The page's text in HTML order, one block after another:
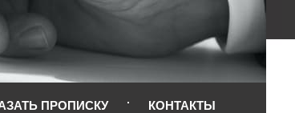
ПРОПИСКУ КОНТАКТЫ